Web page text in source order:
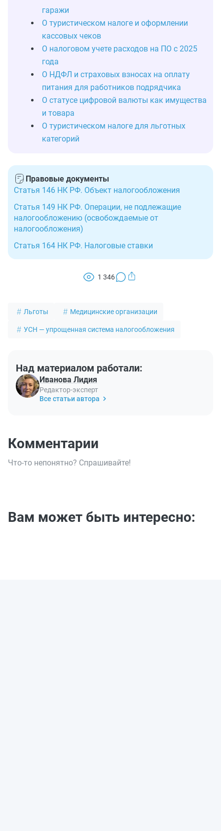
гаражи
О туристическом налоге и оформлении
кассовых чеков
О налоговом учете расходов на ПО с 2025
года
О НДФЛ и страховых взносах на оплату
питания для работников подрядчика
О статусе цифровой валюты как имущества
и товара
О туристическом налоге для льготных
категорий
Правовые документы
Статья 146 НК РФ. Объект налогообложения
Статья 149 НК РФ. Операции, не подлежащие
налогообложению (освобождаемые от
налогообложения)
Статья 164 НК РФ. Налоговые ставки
1 346
Льготы Медицинские организации
УСН — упрощенная система налогообложения
Над материалом работали:
Иванова Лидия
Редактор-эксперт
Все статьи автора
Комментарии
Что-то непонятно? Спрашивайте!
Вам может быть интересно: